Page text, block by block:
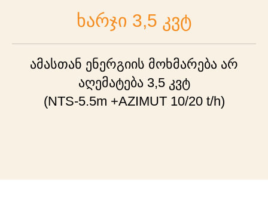
ხარჯი 3,5 კვტ
ამასთან ენერგიის მოხმარება არ
აღემატება 3,5 კვტ
(NTS-5.5m +AZIMUT 10/20 t/h)